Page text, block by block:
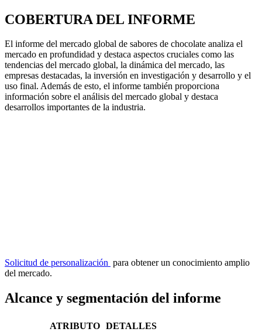
COBERTURA DEL INFORME
El informe del mercado global de sabores de chocolate analiza el
mercado en profundidad y destaca aspectos cruciales como las
tendencias del mercado global, la dinámica del mercado, las
empresas destacadas, la inversión en investigación y desarrollo y el
uso final. Además de esto, el informe también proporciona
información sobre el análisis del mercado global y destaca
desarrollos importantes de la industria.
Solicitud de personalización para obtener un conocimiento amplio
del mercado.
Alcance y segmentación del informe
ATRIBUTO
DETALLES